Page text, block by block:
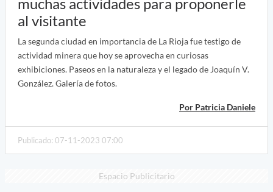
al visitante
La segunda ciudad en importancia de La Rioja fue testigo de
actividad minera que hoy se aprovecha en curiosas
exhibiciones. Paseos en la naturaleza y el legado de Joaquín V.
González. Galería de fotos.
Por Patricia Daniele
Publicado: 07-11-2023 07:00
Espacio Publicitario